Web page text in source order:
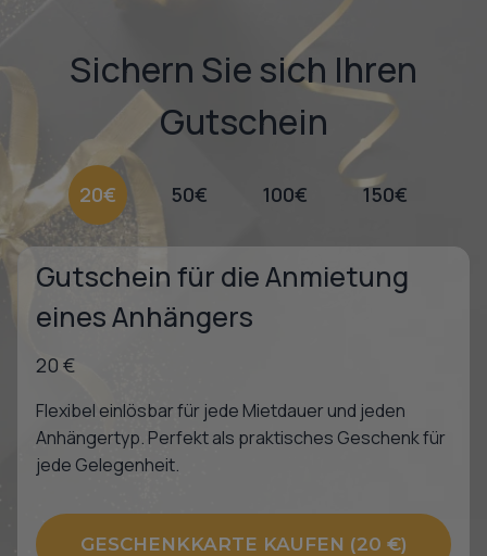
Sichern Sie sich Ihren
Gutschein
20€ 50€ 100€ 150€
Gutschein für die Anmietung
eines Anhängers
20 €
Flexibel einlösbar für jede Mietdauer und jeden
Anhängertyp. Perfekt als praktisches Geschenk für
jede Gelegenheit.
GESCHENKKARTE KAUFEN (20 €)